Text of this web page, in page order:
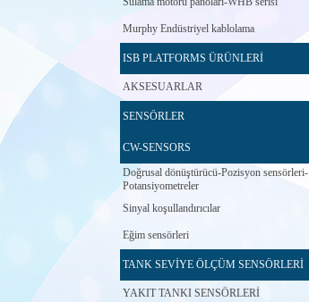
Murphy Endüstriyel kablolama
ISB PLATFORMS ÜRÜNLERİ
AKSESUARLAR
SENSÖRLER
CW-SENSORS
Doğrusal dönüştürücü-Pozisyon sensörleri-
Potansiyometreler
Sinyal koşullandırıcılar
Eğim sensörleri
TANK SEVİYE ÖLÇÜM SENSÖRLERİ
YAKIT TANKI SENSÖRLERİ